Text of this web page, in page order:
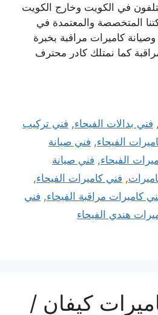
في الكويت وخارج الكويت
المتخصصة والمعتمدة في
كاميرات مراقبة بخبرة
كما نمتلك كادر محترف
, فني بدالات الفيحاء, فني تركيب
الفيحاء, فني صيانة
الفيحاء, فني صيانة
, فني كاميرات الفيحاء,
كاميرات مراقبة الفيحاء, فني
هندي الفيحاء
كيفان /